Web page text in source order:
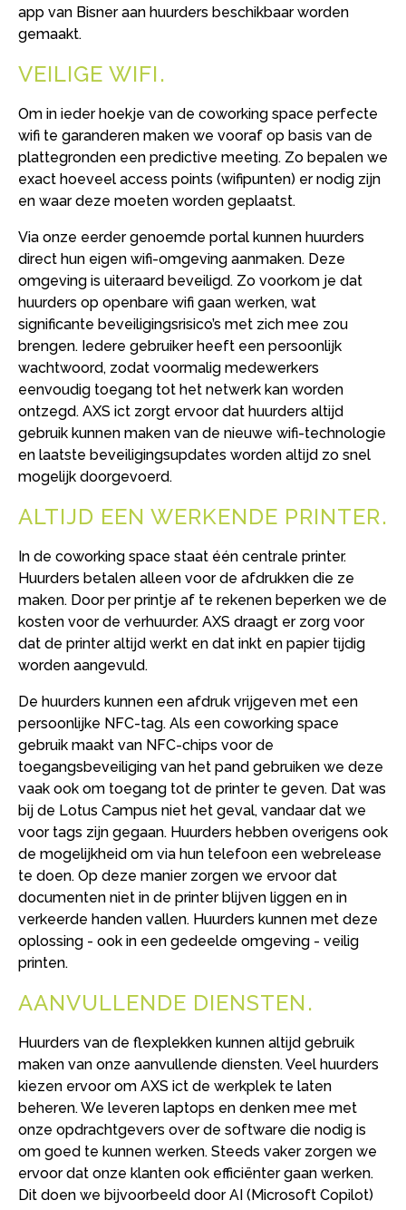
app van Bisner aan huurders beschikbaar worden
gemaakt.
VEILIGE WIFI
Om in ieder hoekje van de coworking space perfecte
wifi te garanderen maken we vooraf op basis van de
plattegronden een predictive meeting. Zo bepalen we
exact hoeveel access points (wifipunten) er nodig zijn
en waar deze moeten worden geplaatst.
Via onze eerder genoemde portal kunnen huurders
direct hun eigen wifi-omgeving aanmaken. Deze
omgeving is uiteraard beveiligd. Zo voorkom je dat
huurders op openbare wifi gaan werken, wat
significante beveiligingsrisico’s met zich mee zou
brengen. Iedere gebruiker heeft een persoonlijk
wachtwoord, zodat voormalig medewerkers
eenvoudig toegang tot het netwerk kan worden
ontzegd. AXS ict zorgt ervoor dat huurders altijd
gebruik kunnen maken van de nieuwe wifi-technologie
en laatste beveiligingsupdates worden altijd zo snel
mogelijk doorgevoerd.
ALTIJD EEN WERKENDE PRINTER
In de coworking space staat één centrale printer.
Huurders betalen alleen voor de afdrukken die ze
maken. Door per printje af te rekenen beperken we de
kosten voor de verhuurder. AXS draagt er zorg voor
dat de printer altijd werkt en dat inkt en papier tijdig
worden aangevuld.
De huurders kunnen een afdruk vrijgeven met een
persoonlijke NFC-tag. Als een coworking space
gebruik maakt van NFC-chips voor de
toegangsbeveiliging van het pand gebruiken we deze
vaak ook om toegang tot de printer te geven. Dat was
bij de Lotus Campus niet het geval, vandaar dat we
voor tags zijn gegaan. Huurders hebben overigens ook
de mogelijkheid om via hun telefoon een webrelease
te doen. Op deze manier zorgen we ervoor dat
documenten niet in de printer blijven liggen en in
verkeerde handen vallen. Huurders kunnen met deze
oplossing - ook in een gedeelde omgeving - veilig
printen.
AANVULLENDE DIENSTEN
Huurders van de flexplekken kunnen altijd gebruik
maken van onze aanvullende diensten. Veel huurders
kiezen ervoor om AXS ict de werkplek te laten
beheren. We leveren laptops en denken mee met
onze opdrachtgevers over de software die nodig is
om goed te kunnen werken. Steeds vaker zorgen we
ervoor dat onze klanten ook efficiënter gaan werken.
Dit doen we bijvoorbeeld door AI (Microsoft Copilot)